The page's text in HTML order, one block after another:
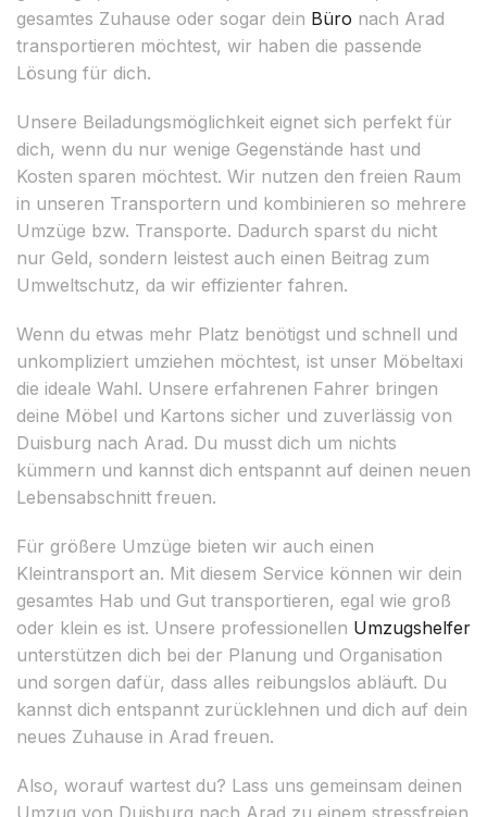
gesamtes Zuhause oder sogar dein Büro nach Arad
transportieren möchtest, wir haben die passende
Lösung für dich.
Unsere Beiladungsmöglichkeit eignet sich perfekt für
dich, wenn du nur wenige Gegenstände hast und
Kosten sparen möchtest. Wir nutzen den freien Raum
in unseren Transportern und kombinieren so mehrere
Umzüge bzw. Transporte. Dadurch sparst du nicht
nur Geld, sondern leistest auch einen Beitrag zum
Umweltschutz, da wir effizienter fahren.
Wenn du etwas mehr Platz benötigst und schnell und
unkompliziert umziehen möchtest, ist unser Möbeltaxi
die ideale Wahl. Unsere erfahrenen Fahrer bringen
deine Möbel und Kartons sicher und zuverlässig von
Duisburg nach Arad. Du musst dich um nichts
kümmern und kannst dich entspannt auf deinen neuen
Lebensabschnitt freuen.
Für größere Umzüge bieten wir auch einen
Kleintransport an. Mit diesem Service können wir dein
gesamtes Hab und Gut transportieren, egal wie groß
oder klein es ist. Unsere professionellen Umzugshelfer
unterstützen dich bei der Planung und Organisation
und sorgen dafür, dass alles reibungslos abläuft. Du
kannst dich entspannt zurücklehnen und dich auf dein
neues Zuhause in Arad freuen.
Also, worauf wartest du? Lass uns gemeinsam deinen
Umzug von Duisburg nach Arad zu einem stressfreien